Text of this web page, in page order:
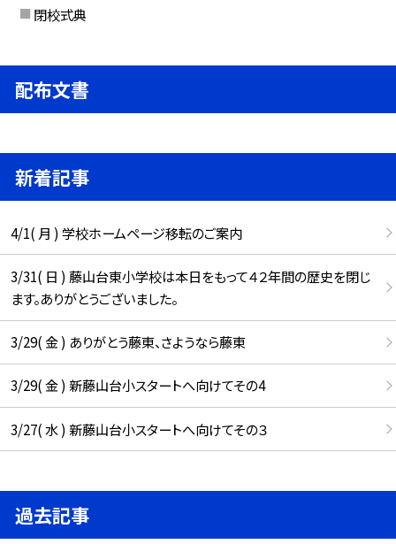
閉校式典
配布文書
新着記事
4/1( 月 ) 学校ホームページ移転のご案内
3/31( 日 ) 藤山台東小学校は本日をもって４２年間の歴史を閉じ
ます。ありがとうございました。
3/29( 金 ) ありがとう藤東、さようなら藤東
3/29( 金 ) 新藤山台小スタートへ向けてその4
3/27( 水 ) 新藤山台小スタートへ向けてその３
過去記事